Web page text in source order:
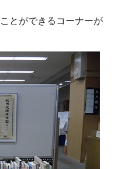
とができるコーナーが